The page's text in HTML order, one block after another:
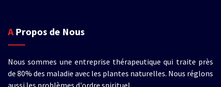
A Propos de Nous
Nous sommes une entreprise thérapeutique qui traite près
de 80% des maladie avec les plantes naturelles. Nous réglons
aussi les problèmes d'ordre spirituel.